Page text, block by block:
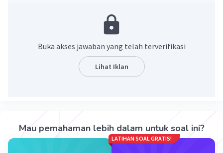
(1) 5y-8z = -19
(2) 5x-8z = 6
kemudian di kurangi - hingga menjadi
-5x+5y = -25 ini sebagai persamaan ke (4)
x5 sehingga menjadi 15x - 10y = 60
x2 sehingga menjadi dan -10x + 10y = -50
Buka akses jawaban yang telah terverifikasi
Lihat Iklan
Mau pemahaman lebih dalam untuk soal ini?
LATIHAN SOAL GRATIS!